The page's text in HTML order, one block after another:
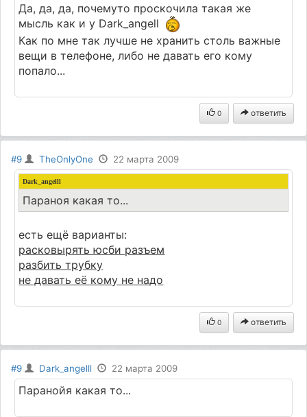
Да, да, да, почемуто проскочила такая же
мысль как и у Dark_angell
Как по мне так лучше не хранить столь важные
вещи в телефоне, либо не давать его кому
попало...
0 ответить
#9 TheOnlyOne 22 марта 2009
Dark_angelll
Параноя какая то...
есть ещё варианты:
расковырять юсби разъем
разбить трубку
не давать её кому не надо
0 ответить
#9 Dark_angelll 22 марта 2009
Паранойя какая то...